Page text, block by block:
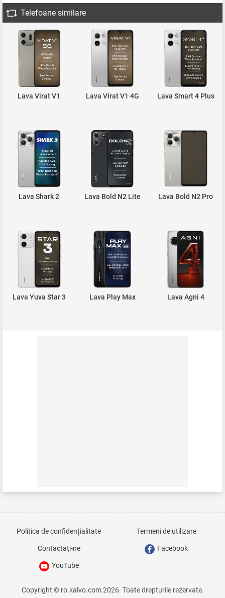
Telefoane similare
Lava Virat V1 Lava Virat V1 4G Lava Smart 4 Plus
Lava Shark 2 Lava Bold N2 Lite Lava Bold N2 Pro
Lava Yuva Star 3 Lava Play Max Lava Agni 4
Politica de confidențialitate Termeni de utilizare
Contactați-ne Facebook
YouTube
Copyright © ro.kalvo.com 2026. Toate drepturile rezervate.